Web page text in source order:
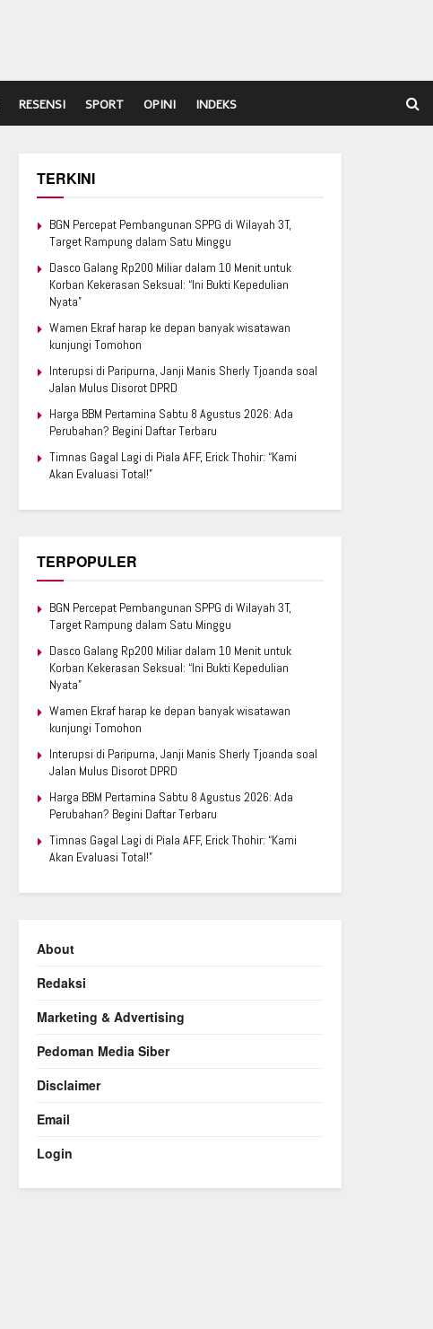
RESENSI SPORT OPINI INDEKS
TERKINI
BGN Percepat Pembangunan SPPG di Wilayah 3T,
Target Rampung dalam Satu Minggu
Dasco Galang Rp200 Miliar dalam 10 Menit untuk
Korban Kekerasan Seksual: “Ini Bukti Kepedulian
Nyata”
Wamen Ekraf harap ke depan banyak wisatawan
kunjungi Tomohon
Interupsi di Paripurna, Janji Manis Sherly Tjoanda soal
Jalan Mulus Disorot DPRD
Harga BBM Pertamina Sabtu 8 Agustus 2026: Ada
Perubahan? Begini Daftar Terbaru
Timnas Gagal Lagi di Piala AFF, Erick Thohir: “Kami
Akan Evaluasi Total!”
TERPOPULER
BGN Percepat Pembangunan SPPG di Wilayah 3T,
Target Rampung dalam Satu Minggu
Dasco Galang Rp200 Miliar dalam 10 Menit untuk
Korban Kekerasan Seksual: “Ini Bukti Kepedulian
Nyata”
Wamen Ekraf harap ke depan banyak wisatawan
kunjungi Tomohon
Interupsi di Paripurna, Janji Manis Sherly Tjoanda soal
Jalan Mulus Disorot DPRD
Harga BBM Pertamina Sabtu 8 Agustus 2026: Ada
Perubahan? Begini Daftar Terbaru
Timnas Gagal Lagi di Piala AFF, Erick Thohir: “Kami
Akan Evaluasi Total!”
About
Redaksi
Marketing & Advertising
Pedoman Media Siber
Disclaimer
Email
Login